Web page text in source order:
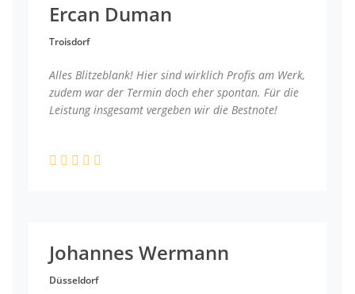
Ercan Duman
Troisdorf
Alles Blitzeblank! Hier sind wirklich Profis am Werk,
zudem war der Termin doch eher spontan. Für die
Leistung insgesamt vergeben wir die Bestnote!
Johannes Wermann
Düsseldorf